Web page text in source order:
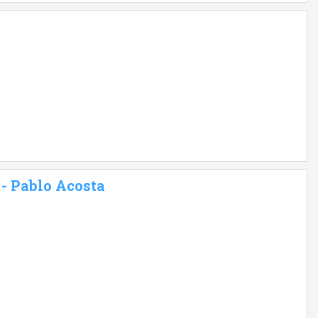
Pablo Acosta